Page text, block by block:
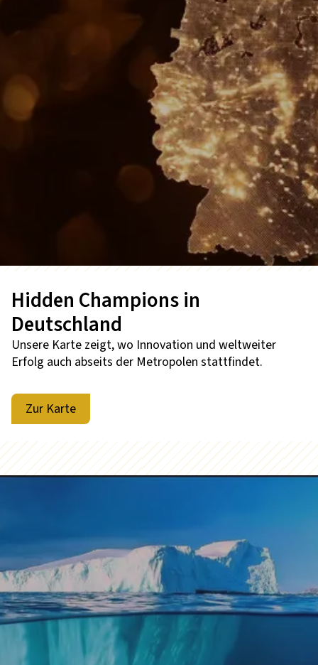
Hidden Champions in
Deutschland
Unsere Karte zeigt, wo Innovation und weltweiter
Erfolg auch abseits der Metropolen stattfindet.
Zur Karte